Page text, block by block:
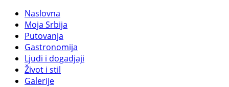
Naslovna
Moja Srbija
Putovanja
Gastronomija
Ljudi i dogadjaji
Život i stil
Galerije